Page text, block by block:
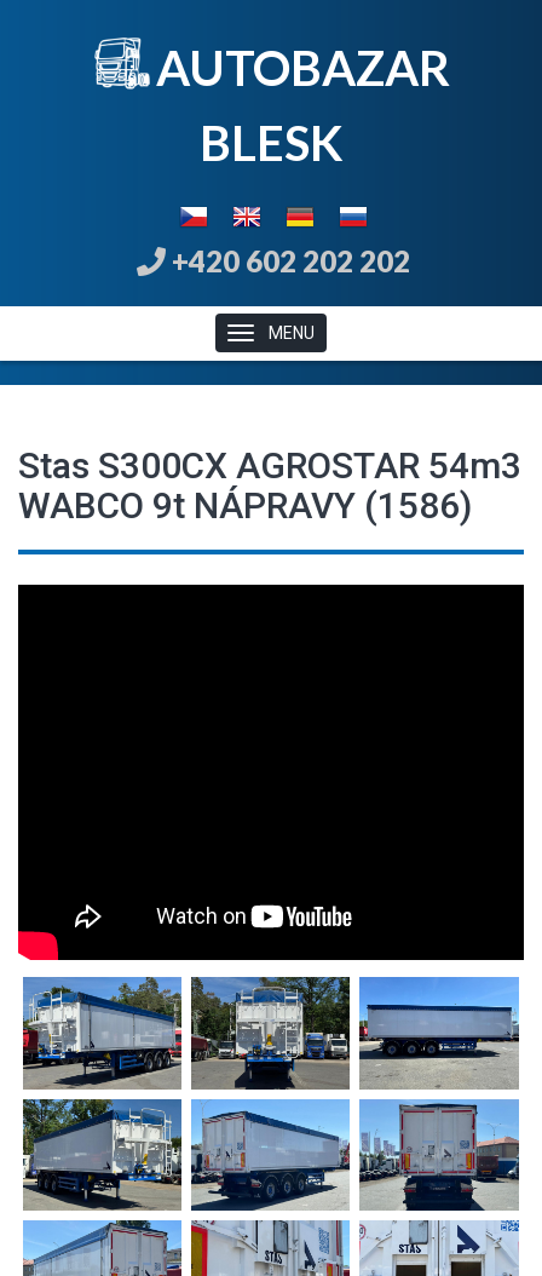
AUTOBAZAR
BLESK
+420 602 202 202
MENU
Stas S300CX AGROSTAR 54m3
WABCO 9t NÁPRAVY (1586)